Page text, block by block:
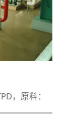
，原料：